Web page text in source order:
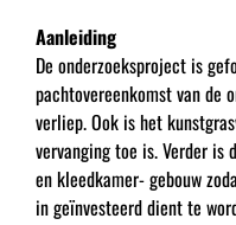
Aanleiding
De onderzoeksproject is
pachtovereenkomst van de
verliep. Ook is het
vervanging toe is. Verder is
en kleedkamer- gebouw
in geïnvesteerd dient te